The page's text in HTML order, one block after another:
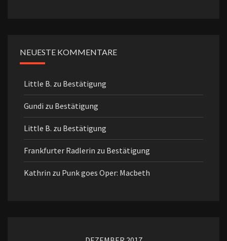
NEUESTE KOMMENTARE
Little B. zu Bestätigung
Gundi zu Bestätigung
Little B. zu Bestätigung
Frankfurter Radlerin zu Bestätigung
Kathrin zu Punk goes Oper: Macbeth